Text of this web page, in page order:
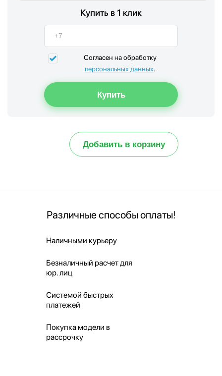
Купить в 1 клик
Согласен на обработку
персональных данных.
Добавить в корзину
Различные способы оплаты!
Наличными курьеру
Безналичный расчет для
юр. лиц
Системой быстрых
платежей
Покупка модели в
рассрочку